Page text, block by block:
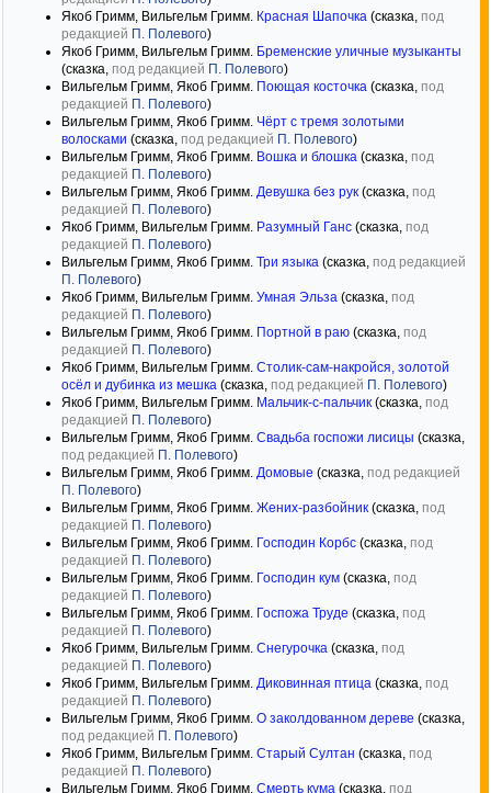
Якоб Гримм, Вильгельм Гримм. Красная Шапочка (сказка, под
редакцией П. Полевого)
Якоб Гримм, Вильгельм Гримм. Бременские уличные музыканты
(сказка, под редакцией П. Полевого)
Вильгельм Гримм, Якоб Гримм. Поющая косточка (сказка, под
редакцией П. Полевого)
Вильгельм Гримм, Якоб Гримм. Чёрт с тремя золотыми
волосками (сказка, под редакцией П. Полевого)
Вильгельм Гримм, Якоб Гримм. Вошка и блошка (сказка, под
редакцией П. Полевого)
Вильгельм Гримм, Якоб Гримм. Девушка без рук (сказка, под
редакцией П. Полевого)
Якоб Гримм, Вильгельм Гримм. Разумный Ганс (сказка, под
редакцией П. Полевого)
Вильгельм Гримм, Якоб Гримм. Три языка (сказка, под редакцией
П. Полевого)
Якоб Гримм, Вильгельм Гримм. Умная Эльза (сказка, под
редакцией П. Полевого)
Вильгельм Гримм, Якоб Гримм. Портной в раю (сказка, под
редакцией П. Полевого)
Якоб Гримм, Вильгельм Гримм. Столик-сам-накройся, золотой
осёл и дубинка из мешка (сказка, под редакцией П. Полевого)
Якоб Гримм, Вильгельм Гримм. Мальчик-с-пальчик (сказка, под
редакцией П. Полевого)
Вильгельм Гримм, Якоб Гримм. Свадьба госпожи лисицы (сказка,
под редакцией П. Полевого)
Вильгельм Гримм, Якоб Гримм. Домовые (сказка, под редакцией
П. Полевого)
Вильгельм Гримм, Якоб Гримм. Жених-разбойник (сказка, под
редакцией П. Полевого)
Вильгельм Гримм, Якоб Гримм. Господин Корбс (сказка, под
редакцией П. Полевого)
Вильгельм Гримм, Якоб Гримм. Господин кум (сказка, под
редакцией П. Полевого)
Вильгельм Гримм, Якоб Гримм. Госпожа Труде (сказка, под
редакцией П. Полевого)
Якоб Гримм, Вильгельм Гримм. Снегурочка (сказка, под
редакцией П. Полевого)
Якоб Гримм, Вильгельм Гримм. Диковинная птица (сказка, под
редакцией П. Полевого)
Вильгельм Гримм, Якоб Гримм. О заколдованном дереве (сказка,
под редакцией П. Полевого)
Якоб Гримм, Вильгельм Гримм. Старый Султан (сказка, под
редакцией П. Полевого)
Вильгельм Гримм, Якоб Гримм. Смерть кума (сказка, под